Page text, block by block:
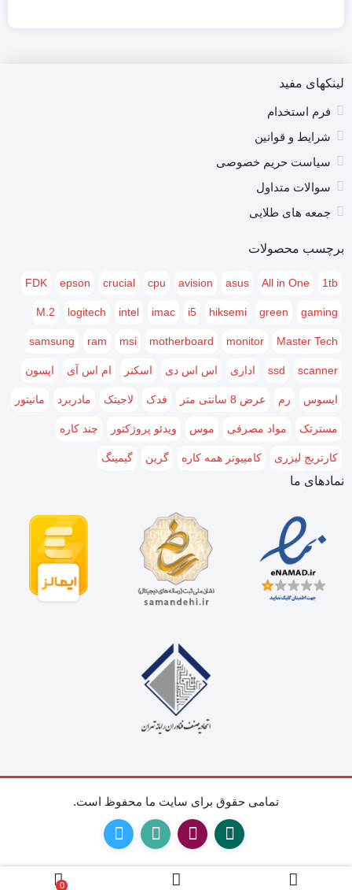
لینکهای مفید
فرم استخدام
شرایط و قوانین
سیاست حریم خصوصی
سوالات متداول
جمعه های طلایی
برچسب محصولات
1tb
All in One
asus
avision
cpu
crucial
epson
FDK
gaming
green
hiksemi
i5
imac
intel
logitech
M.2
Master Tech
monitor
motherboard
msi
ram
samsung
scanner
ssd اداری اس اس دی اسکنر ام اس آی اپسون
ایسوس رم عرض 8 سانتی متر فدک لاجیتک مادربرد مانیتور
مسترتک مواد مصرفی موس ویدئو پروژکتور چند کاره
کارتریج لیزری کامپیوتر همه کاره گرین گیمینگ
نمادهای ما
تمامی حقوق برای سایت ما محفوظ است.
0